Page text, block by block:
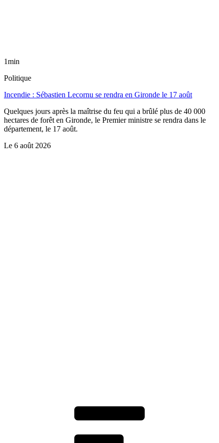
1min
Politique
Incendie : Sébastien Lecornu se rendra en Gironde le 17 août
Quelques jours après la maîtrise du feu qui a brûlé plus de 40 000
hectares de forêt en Gironde, le Premier ministre se rendra dans le
département, le 17 août.
Le 6 août 2026